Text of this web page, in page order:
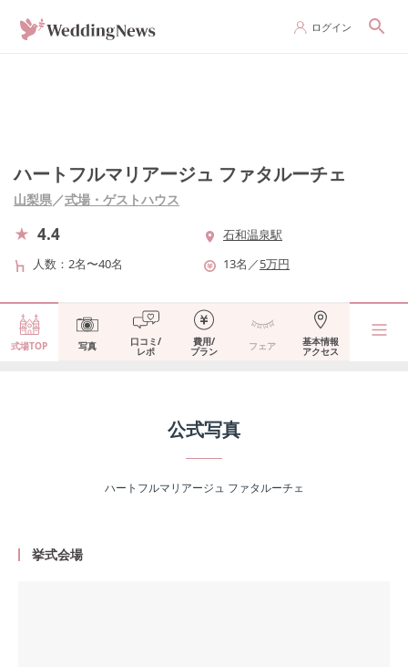
ログイン
ハートフルマリアージュ ファタルーチェ
山梨県／式場・ゲストハウス
4.4
石和温泉駅
人数
2名〜40名 13名 ／5万円
式場TOP 写真 口コミ/
レポ
費用/
プラン フェア 基本情報
アクセス
公式写真
ハートフルマリアージュ ファタルーチェ
挙式会場